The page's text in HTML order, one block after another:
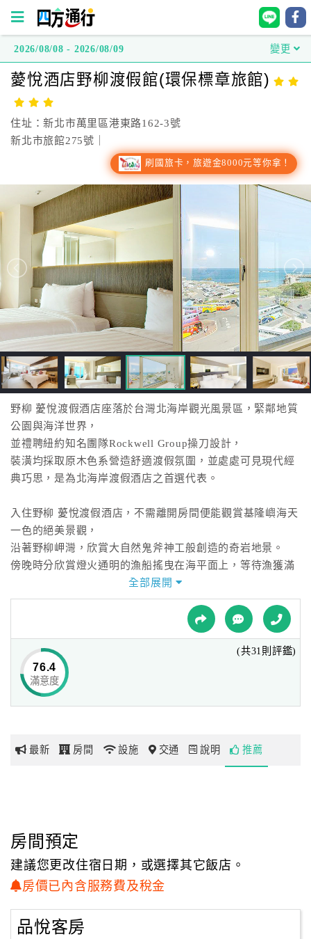
方
通
行
訂
接
飯
店
訂
房
HOT
特
色
宿
全
租
網
紅
顧
服
務
2026/08/08 - 2026/08/09 變更
薆悅酒店野柳渡假館(環保標章旅館)
住址：新北市萬里區港東路162-3號
新北市旅館275號｜
刷國旅卡，旅遊金8000元等你拿！
野柳 ​​薆悅渡假酒店座落於台灣北海岸觀光風景區，緊鄰地質
公園與海洋世界，
並禮聘紐約知名團隊Rockwell Group操刀設計，
裝潢均採取原木色系營造舒適渡假氛圍，並處處可見現代經
典巧思，是為北海岸渡假酒店之首選代表。
入住野柳 ​​薆悅渡假酒店，不需離開房間便能觀賞基隆嶼海天
一色的絕美景觀，
沿著野柳岬灣，欣賞大自然鬼斧神工般創造的奇岩地景。
傍晚時分欣賞燈火通明的漁船搖曳在海平面上，等待漁獲滿
野柳 ​​薆悅渡假酒店以北海岸頂級飯店之最，為您呈現野柳在
並以樂活渡假之姿，打造多元活動及住宿體驗，邀您一同感
受野柳 ​​薆悅的渡假態度。
全新推出的400坪寓教於樂親子設施，適合帶著家中的小寶
每日皆有清場時段:清場時間依飯店現場公告為主。
為了提供客人更加完善的設施與服務，
本酒店將於2018年5月21日起，每日09:00~18:00
進行館內部份公共區域修繕。
造成您的不便之處，敬請見諒。
全部展開
76.4
滿意度
(共31則評鑑)
最新 房間 設施 交通 說明 推薦
房間預定
建議您更改住宿日期，或選擇其它飯店。
房價已內含服務費及稅金
品悅客房